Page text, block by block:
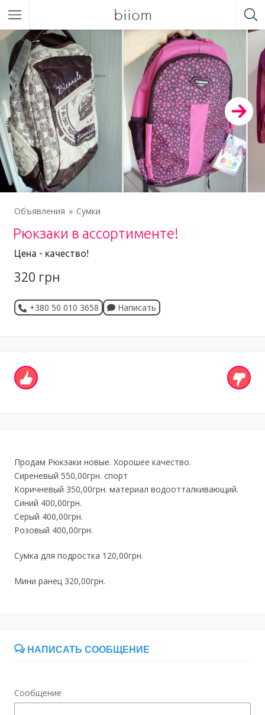
biiom
Объявления Сумки
Рюкзаки в ассортименте!
Цена - качество!
320 грн
+380 50 010 3658 Написать
Продам Рюкзаки новые. Хорошее качество.
Сиреневый 550,00грн. спорт
Коричневый 350,00грн. материал водоотталкивающий.
Синий 400,00грн.
Серый 400,00грн.
Розовый 400,00грн.
Сумка для подростка 120,00грн.
Мини ранец 320,00грн.
НАПИСАТЬ СООБЩЕНИЕ
Сообщение